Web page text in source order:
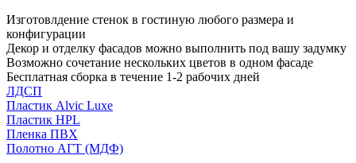
Изготовлдение стенок в гостиную любого размера и
конфигурации
Декор и отделку фасадов можно выполнить под вашу задумку
Возможно сочетание нескольких цветов в одном фасаде
Бесплатная сборка в течение 1-2 рабочих дней
ЛДСП
Пластик Alvic Luxe
Пластик HPL
Пленка ПВХ
Полотно АГТ (МДФ)